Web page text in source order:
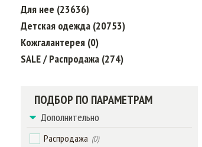
Для нее (23636)
Детская одежда (20753)
Кожгалантерея (0)
SALE / Распродажа (274)
ПОДБОР ПО ПАРАМЕТРАМ
Дополнительно
Распродажа (0)